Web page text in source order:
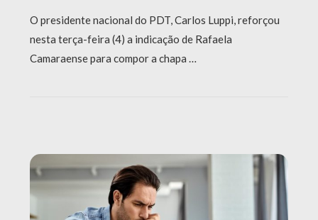
O presidente nacional do PDT, Carlos Luppi, reforçou
nesta terça-feira (4) a indicação de Rafaela
Camaraense para compor a chapa …